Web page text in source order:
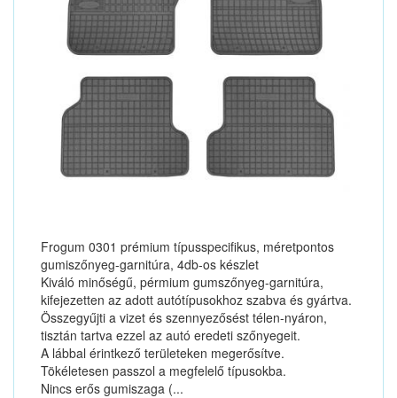
Frogum 0301 prémium típusspecifikus, méretpontos
gumiszőnyeg-garnitúra, 4db-os készlet
Kiváló minőségű, pérmium gumszőnyeg-garnitúra,
kifejezetten az adott autótípusokhoz szabva és gyártva.
Összegyűjti a vizet és szennyezősést télen-nyáron,
tisztán tartva ezzel az autó eredeti szőnyegeit.
A lábbal érintkező területeken megerősítve.
Tökéletesen passzol a megfelelő típusokba.
Nincs erős gumiszaga (...